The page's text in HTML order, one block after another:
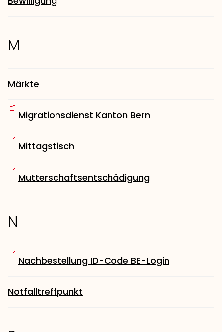
M
Märkte
Migrationsdienst Kanton Bern
Mittagstisch
Mutterschaftsentschädigung
N
Nachbestellung ID-Code BE-Login
Notfalltreffpunkt